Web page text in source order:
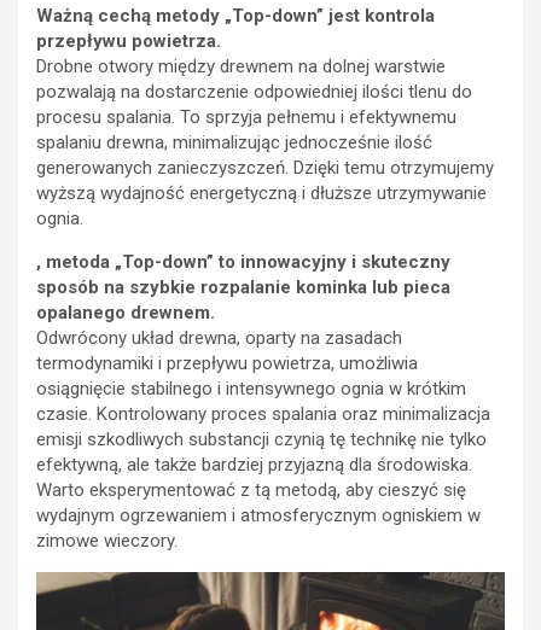
Ważną cechą metody „Top-down” jest kontrola
przepływu powietrza.
Drobne otwory między drewnem na dolnej warstwie
pozwalają na dostarczenie odpowiedniej ilości tlenu do
procesu spalania. To sprzyja pełnemu i efektywnemu
spalaniu drewna, minimalizując jednocześnie ilość
generowanych zanieczyszczeń. Dzięki temu otrzymujemy
wyższą wydajność energetyczną i dłuższe utrzymywanie
ognia.
, metoda „Top-down” to innowacyjny i skuteczny
sposób na szybkie rozpalanie kominka lub pieca
opalanego drewnem.
Odwrócony układ drewna, oparty na zasadach
termodynamiki i przepływu powietrza, umożliwia
osiągnięcie stabilnego i intensywnego ognia w krótkim
czasie. Kontrolowany proces spalania oraz minimalizacja
emisji szkodliwych substancji czynią tę technikę nie tylko
efektywną, ale także bardziej przyjazną dla środowiska.
Warto eksperymentować z tą metodą, aby cieszyć się
wydajnym ogrzewaniem i atmosferycznym ogniskiem w
zimowe wieczory.